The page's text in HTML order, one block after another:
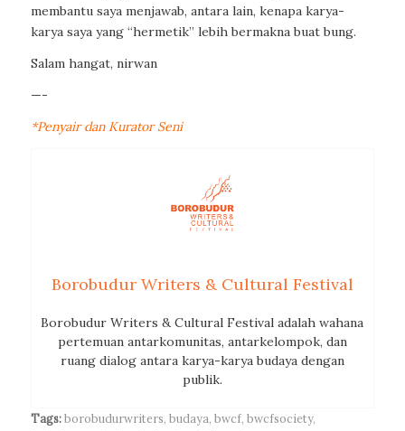
membantu saya menjawab, antara lain, kenapa karya-
karya saya yang “hermetik” lebih bermakna buat bung.
Salam hangat, nirwan
—-
*Penyair dan Kurator Seni
Borobudur Writers & Cultural Festival
Borobudur Writers & Cultural Festival adalah wahana
pertemuan antarkomunitas, antarkelompok, dan
ruang dialog antara karya-karya budaya dengan
publik.
Tags: borobudurwriters, budaya, bwcf, bwcfsociety,